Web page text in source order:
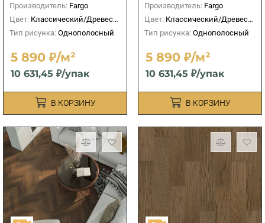
Производитель: Fargo
Цвет: Классический/Древесный
Тип рисунка: Однополосный
5 890 ₽/м²
10 631,45 ₽/упак
В КОРЗИНУ
Производитель: Fargo
Цвет: Классический/Древесный
Тип рисунка: Однополосный
5 890 ₽/м²
10 631,45 ₽/упак
В КОРЗИНУ